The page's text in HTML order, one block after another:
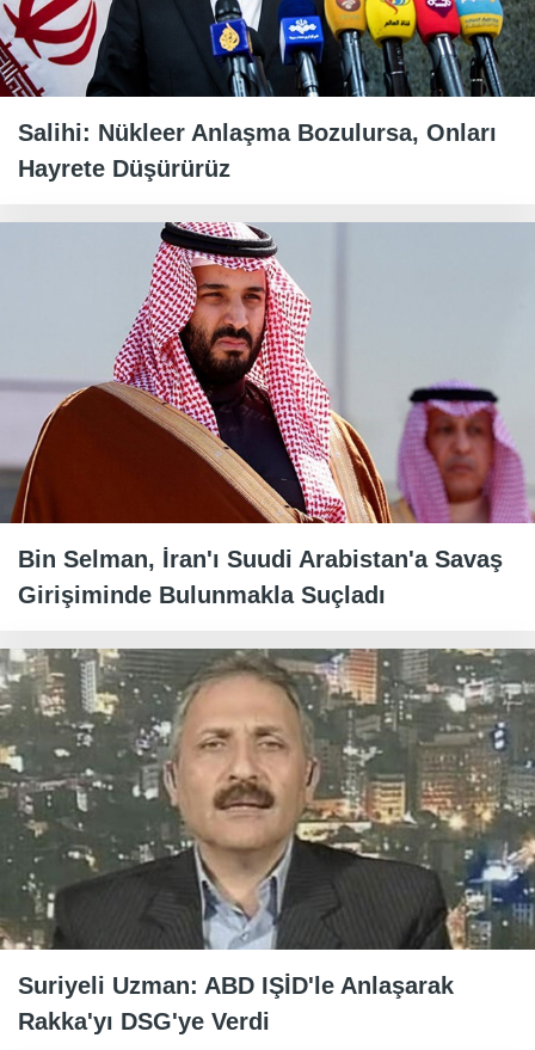
Salihi: Nükleer Anlaşma Bozulursa, Onları
Hayrete Düşürürüz
Bin Selman, İran'ı Suudi Arabistan'a Savaş
Girişiminde Bulunmakla Suçladı
Suriyeli Uzman: ABD IŞİD'le Anlaşarak
Rakka'yı DSG'ye Verdi